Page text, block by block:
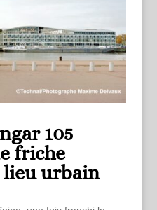
105
friche
urbain